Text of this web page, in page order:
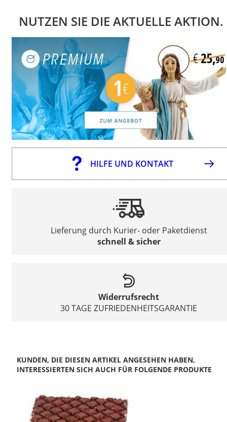
NUTZEN SIE DIE AKTUELLE AKTION.
HILFE UND KONTAKT
Lieferung durch Kurier- oder Paketdienst
schnell & sicher
Widerrufsrecht
30 TAGE ZUFRIEDENHEITSGARANTIE
KUNDEN, DIE DIESEN ARTIKEL ANGESEHEN HABEN,
INTERESSIERTEN SICH AUCH FÜR FOLGENDE PRODUKTE